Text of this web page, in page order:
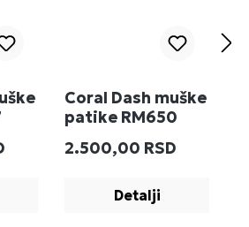
Coral Dash muške
patike RM650
Redovna cena:
2.500,00 RSD
Detalji